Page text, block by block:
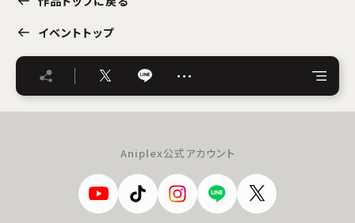
イベントトップ
…
Aniplex公式アカウント